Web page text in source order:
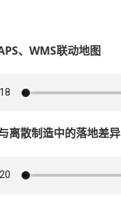
、WMS联动地图
离散制造中的落地差异